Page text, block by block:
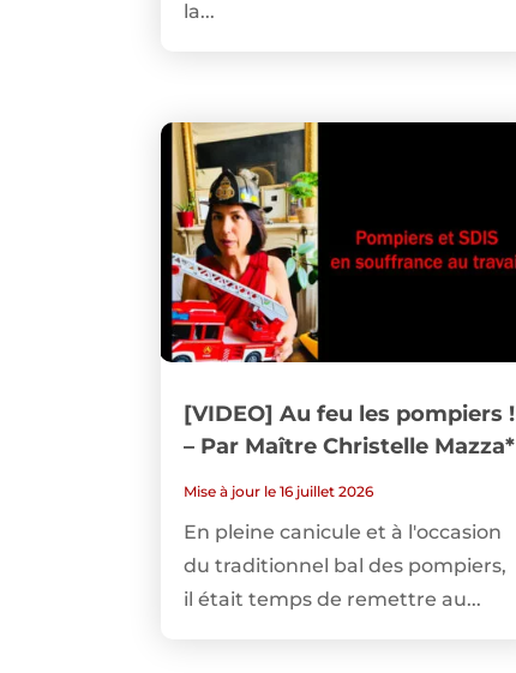
la...
[VIDEO] Au feu les pompiers !
– Par Maître Christelle Mazza*
Mise à jour le 16 juillet 2026
En pleine canicule et à l'occasion
du traditionnel bal des pompiers,
il était temps de remettre au...